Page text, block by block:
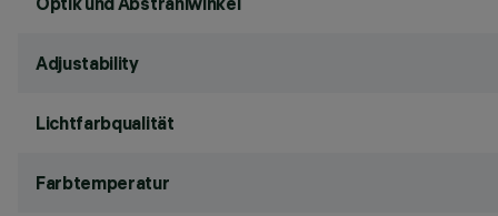
Adjustability
Lichtfarbqualität
Farbtemperatur